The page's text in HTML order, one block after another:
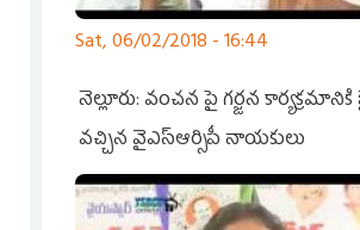
Sat, 06/02/2018 - 16:44
నెల్లూరు: వంచన పై గర్జన
వచ్చిన వైఎస్ఆర్సిపీ నాయకులు